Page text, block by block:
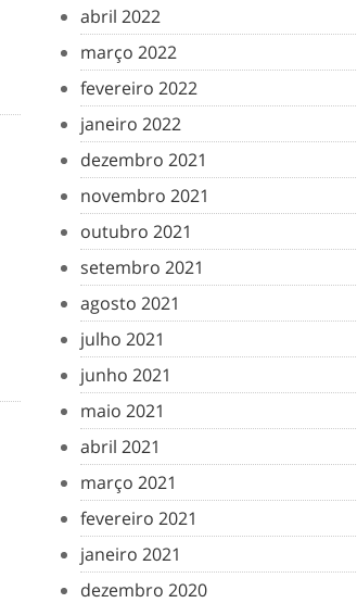
abril 2022
março 2022
fevereiro 2022
janeiro 2022
dezembro 2021
novembro 2021
outubro 2021
setembro 2021
agosto 2021
julho 2021
junho 2021
maio 2021
abril 2021
março 2021
fevereiro 2021
janeiro 2021
dezembro 2020